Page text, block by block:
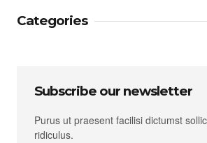
Categories
Subscribe our newsletter
Purus ut praesent facilisi dictumst
ridiculus.